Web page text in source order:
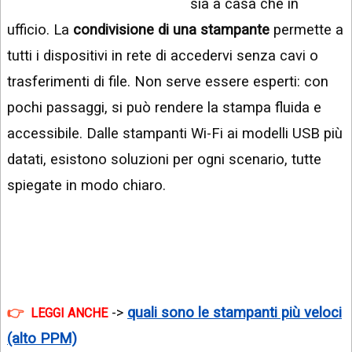
ARGOMENTI:
ANDROID
AI
STRUMENTI
WEB
GOOGLE
NEWS
LINKEDIN
sia a casa che in
ufficio. La condivisione di una stampante permette a
tutti i dispositivi in rete di accedervi senza cavi o
trasferimenti di file. Non serve essere esperti: con
pochi passaggi, si può rendere la stampa fluida e
accessibile. Dalle stampanti Wi-Fi ai modelli USB più
datati, esistono soluzioni per ogni scenario, tutte
spiegate in modo chiaro.
LEGGI ANCHE-> quali sono le stampanti più veloci
(alto PPM)